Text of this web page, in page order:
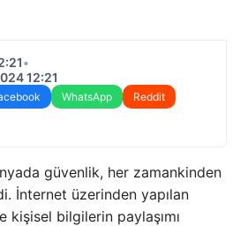
•
12:21
WhatsApp
Reddit
güvenlik, her zamankinden
İnternet üzerinden yapılan
kişisel bilgilerin paylaşımı